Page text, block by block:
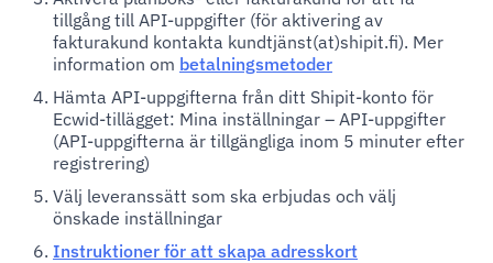
tillgång till API-uppgifter (för aktivering av
fakturakund kontakta kundtjänst(at)shipit.fi). Mer
information om betalningsmetoder
Hämta API-uppgifterna från ditt Shipit-konto för
Ecwid-tillägget: Mina inställningar – API-uppgifter
(API-uppgifterna är tillgängliga inom 5 minuter efter
registrering)
Välj leveranssätt som ska erbjudas och välj
önskade inställningar
Instruktioner för att skapa adresskort